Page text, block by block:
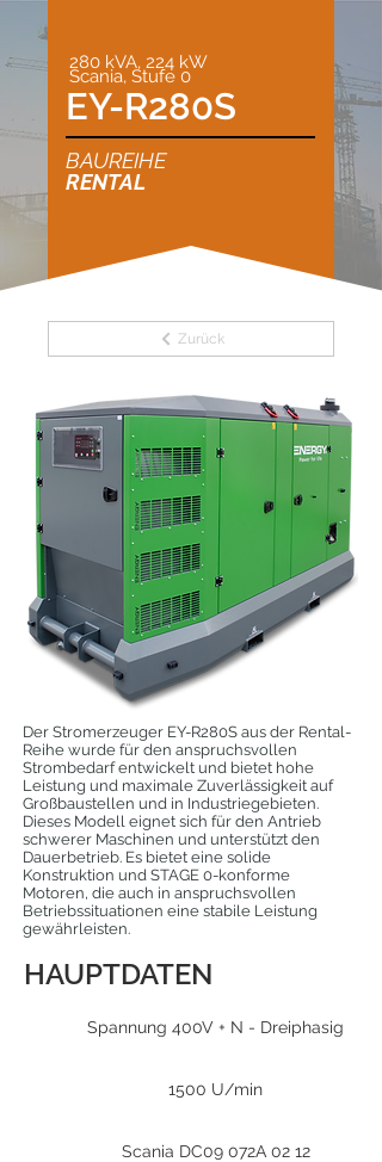
280 kVA, 224 kW
Scania, Stufe 0
EY-R280S
BAUREIHE
RENTAL
Zurück
Der Stromerzeuger EY-R280S aus der Rental-
Reihe wurde für den anspruchsvollen
Strombedarf entwickelt und bietet hohe
Leistung und maximale Zuverlässigkeit auf
Großbaustellen und in Industriegebieten.
Dieses Modell eignet sich für den Antrieb
schwerer Maschinen und unterstützt den
Dauerbetrieb. Es bietet eine solide
Konstruktion und STAGE 0-konforme
Motoren, die auch in anspruchsvollen
Betriebssituationen eine stabile Leistung
gewährleisten.
HAUPTDATEN
Spannung 400V + N - Dreiphasig
1500 U/min
Scania DC09 072A 02 12